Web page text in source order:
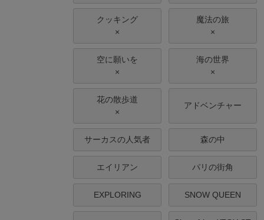
クッキング
×
魔法の旅
×
空に願いを
×
海の世界
×
花の散歩道
×
アドベンチャー
サーカスの人気者 森の中
エイリアン パリの街角
EXPLORING SNOW QUEEN